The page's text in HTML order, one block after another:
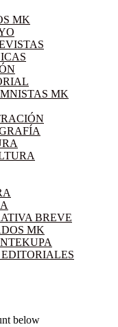
MK
MK
BREVE
MK
EDITORIALES
below